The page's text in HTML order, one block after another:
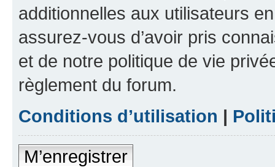
additionnelles aux utilisateurs
assurez-vous d’avoir pris
et de notre politique de vie
règlement du forum.
Conditions d’utilisation |
M’enregistrer